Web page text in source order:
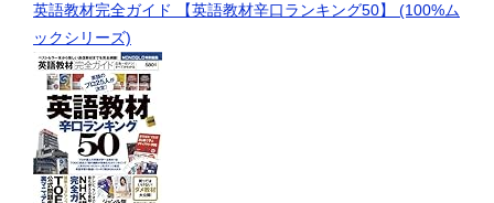
英語教材完全ガイド 【英語教材辛口ランキング50】 (100%ム
ックシリーズ)